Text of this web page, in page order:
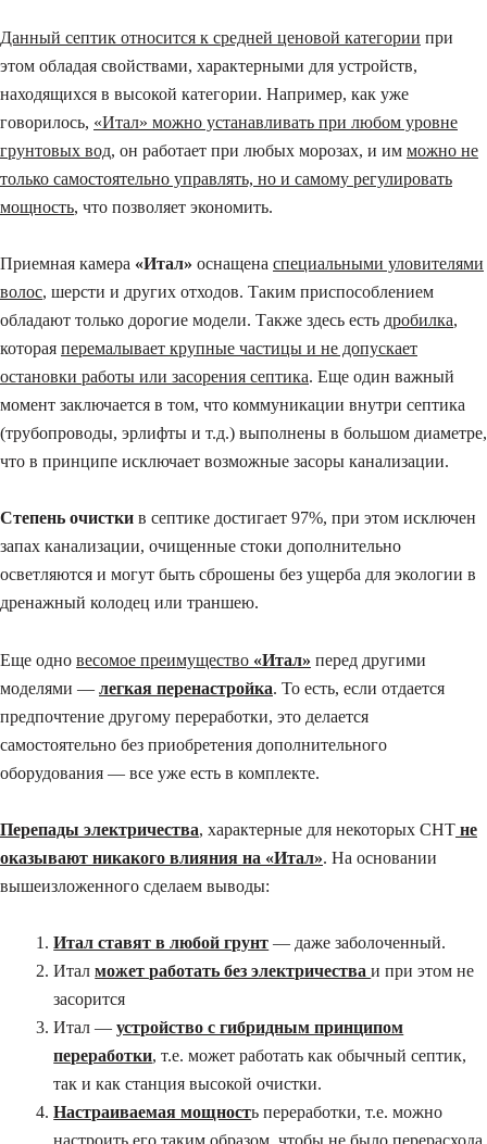
Данный септик относится к средней ценовой категории при
этом обладая свойствами, характерными для устройств,
находящихся в высокой категории. Например, как уже
говорилось, «Итал» можно устанавливать при любом уровне
грунтовых вод, он работает при любых морозах, и им можно не
только самостоятельно управлять, но и самому регулировать
мощность, что позволяет экономить.
Приемная камера «Итал» оснащена специальными уловителями
волос, шерсти и других отходов. Таким приспособлением
обладают только дорогие модели. Также здесь есть дробилка,
которая перемалывает крупные частицы и не допускает
остановки работы или засорения септика. Еще один важный
момент заключается в том, что коммуникации внутри септика
(трубопроводы, эрлифты и т.д.) выполнены в большом диаметре,
что в принципе исключает возможные засоры канализации.
Степень очистки в септике достигает 97%, при этом исключен
запах канализации, очищенные стоки дополнительно
осветляются и могут быть сброшены без ущерба для экологии в
дренажный колодец или траншею.
Еще одно весомое преимущество «Итал» перед другими
моделями — легкая перенастройка. То есть, если отдается
предпочтение другому переработки, это делается
самостоятельно без приобретения дополнительного
оборудования — все уже есть в комплекте.
Перепады электричества, характерные для некоторых СНТ не
оказывают никакого влияния на «Итал». На основании
вышеизложенного сделаем выводы:
Итал ставят в любой грунт — даже заболоченный.
Италможет работать без электричестваи при этом не
засорится
Итал —устройство с гибридным принципом
переработки, т.е. может работать как обычный септик,
так и как станция высокой очистки.
Настраиваемая мощность переработки, т.е. можно